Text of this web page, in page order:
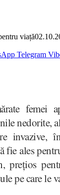
viață
Telegram
femei
nedorite,
invazive,
fie ales
prețios
pe care le